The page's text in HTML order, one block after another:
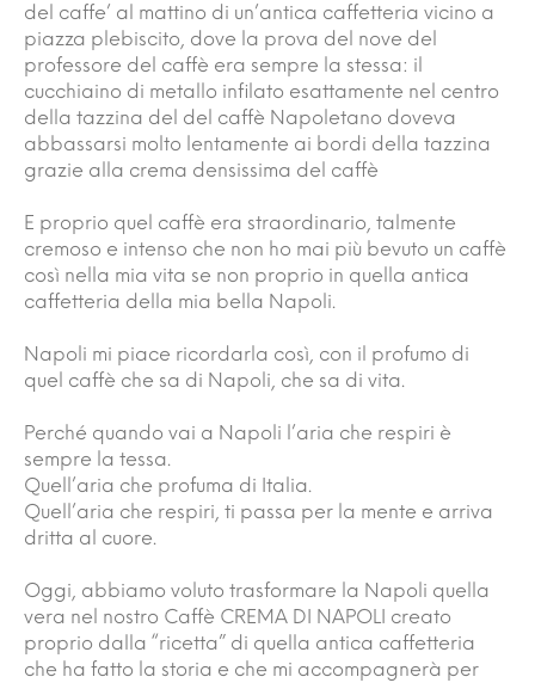
del caffe’ al mattino di un’antica caffetteria vicino a
piazza plebiscito, dove la prova del nove del
professore del caffè era sempre la stessa: il
cucchiaino di metallo infilato esattamente nel centro
della tazzina del del caffè Napoletano doveva
abbassarsi molto lentamente ai bordi della tazzina
grazie alla crema densissima del caffè
E proprio quel caffè era straordinario, talmente
cremoso e intenso che non ho mai più bevuto un caffè
così nella mia vita se non proprio in quella antica
caffetteria della mia bella Napoli.
Napoli mi piace ricordarla così, con il profumo di
quel caffè che sa di Napoli, che sa di vita.
Perché quando vai a Napoli l’aria che respiri è
sempre la tessa.
Quell’aria che profuma di Italia.
Quell’aria che respiri, ti passa per la mente e arriva
dritta al cuore.
Oggi, abbiamo voluto trasformare la Napoli quella
vera nel nostro Caffè CREMA DI NAPOLI creato
proprio dalla “ricetta” di quella antica caffetteria
che ha fatto la storia e che mi accompagnerà per